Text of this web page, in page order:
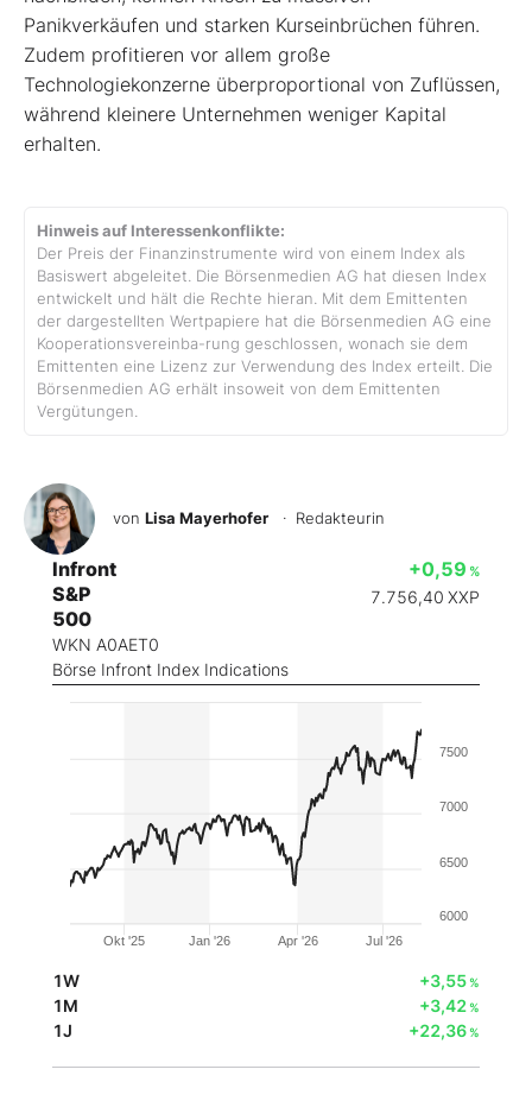
Panikverkäufen und starken Kurseinbrüchen führen.
Zudem profitieren vor allem große
Technologiekonzerne überproportional von Zuflüssen,
während kleinere Unternehmen weniger Kapital
erhalten.
Hinweis auf Interessenkonflikte:
Der Preis der Finanzinstrumente wird von einem Index als
Basiswert abgeleitet. Die Börsenmedien AG hat diesen Index
entwickelt und hält die Rechte hieran. Mit dem Emittenten
der dargestellten Wertpapiere hat die Börsenmedien AG eine
Kooperationsvereinba-rung geschlossen, wonach sie dem
Emittenten eine Lizenz zur Verwendung des Index erteilt. Die
Börsenmedien AG erhält insoweit von dem Emittenten
Vergütungen.
von Lisa Mayerhofer · Redakteurin
Infront
S&P
500
WKN A0AET0
Börse Infront Index Indications
+0,59 %
7.756,40 XXP
Okt '25 Jan '26 Apr '26 Jul '26
6000
6500
7000
7500
1W +3,55%
1M +3,42%
1J +22,36%